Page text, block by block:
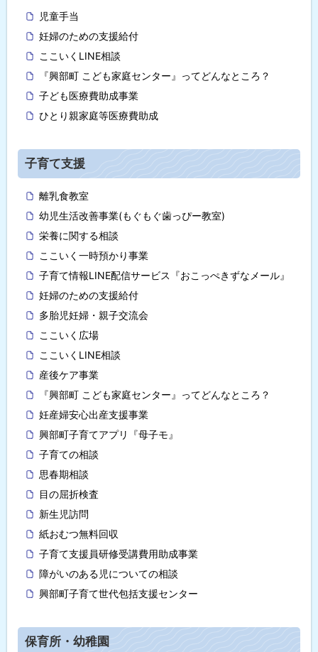
児童手当
妊婦のための支援給付
ここいくLINE相談
『興部町 こども家庭センター』ってどんなところ？
子ども医療費助成事業
ひとり親家庭等医療費助成
子育て支援
離乳食教室
幼児生活改善事業(もぐもぐ歯っぴー教室)
栄養に関する相談
ここいく一時預かり事業
子育て情報LINE配信サービス『おこっぺきずなメール』
妊婦のための支援給付
多胎児妊婦・親子交流会
ここいく広場
ここいくLINE相談
産後ケア事業
『興部町 こども家庭センター』ってどんなところ？
妊産婦安心出産支援事業
興部町子育てアプリ『母子モ』
子育ての相談
思春期相談
目の屈折検査
新生児訪問
紙おむつ無料回収
子育て支援員研修受講費用助成事業
障がいのある児についての相談
興部町子育て世代包括支援センター
保育所・幼稚園